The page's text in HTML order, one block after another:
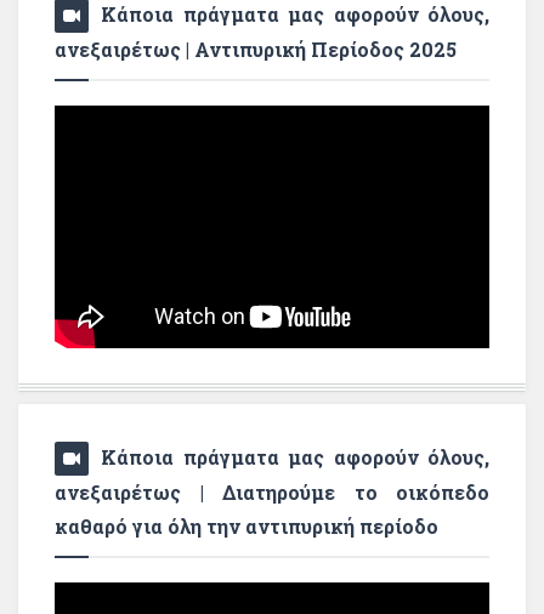
Κάποια πράγματα μας αφορούν όλους,
ανεξαιρέτως | Αντιπυρική Περίοδος 2025
Κάποια πράγματα μας αφορούν όλους,
ανεξαιρέτως | Διατηρούμε το οικόπεδο
καθαρό για όλη την αντιπυρική περίοδο